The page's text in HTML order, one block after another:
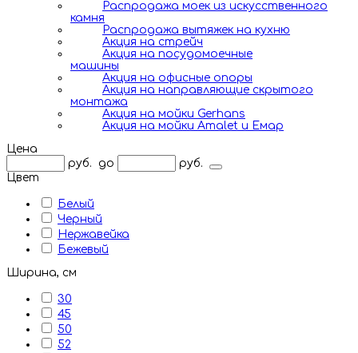
Распродажа моек из искусственного
камня
Распродажа вытяжек на кухню
Акция на стрейч
Акция на посудомоечные
машины
Акция на офисные опоры
Акция на направляющие скрытого
монтажа
Акция на мойки Gerhans
Акция на мойки Amalet и Емар
Цена
руб.
до
руб.
Цвет
Белый
Черный
Нержавейка
Бежевый
Ширина, см
30
45
50
52